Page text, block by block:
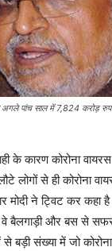
पांच साल में 7,824 करोड़ रुपये
के कारण कोरोना
लोगों से ही कोरोना
ने ट्विट कर कहा है
वे बैलगाड़ी और बस से
बड़ी संख्या में जो